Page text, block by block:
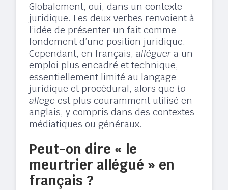
Globalement, oui, dans un contexte
juridique. Les deux verbes renvoient à
l’idée de présenter un fait comme
fondement d’une position juridique.
Cependant, en français,alléguer a un
emploi plus encadré et technique,
essentiellement limité au langage
juridique et procédural, alors queto
allege est plus couramment utilisé en
anglais, y compris dans des contextes
médiatiques ou généraux.
Peut-on dire « le
meurtrier allégué » en
français ?